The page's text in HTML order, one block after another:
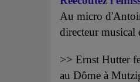
Au micro
directeur musical
>> Ernst Hutter
au Dôme à